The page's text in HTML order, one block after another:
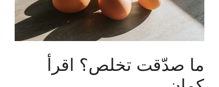
ما صدّقت تخلص؟ اقرأ